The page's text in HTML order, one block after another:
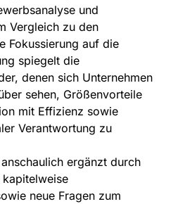
und
Vergleich zu den
Fokussierung auf die
spiegelt die
denen sich Unternehmen
sehen, Größenvorteile
mit Effizienz sowie
Verantwortung zu
ergänzt durch
neue Fragen zum